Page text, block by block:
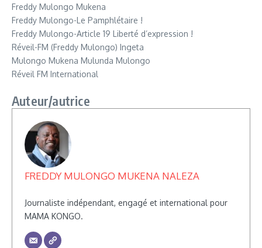
Freddy Mulongo Mukena
Freddy Mulongo-Le Pamphlétaire !
Freddy Mulongo-Article 19 Liberté d’expression !
Réveil-FM (Freddy Mulongo) Ingeta
Mulongo Mukena Mulunda Mulongo
Réveil FM International
Auteur/autrice
FREDDY MULONGO MUKENA NALEZA
Journaliste indépendant, engagé et international pour
MAMA KONGO.